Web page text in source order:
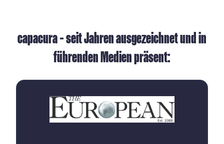
capacura – seit Jahren ausgezeichnet und in
führenden Medien präsent: